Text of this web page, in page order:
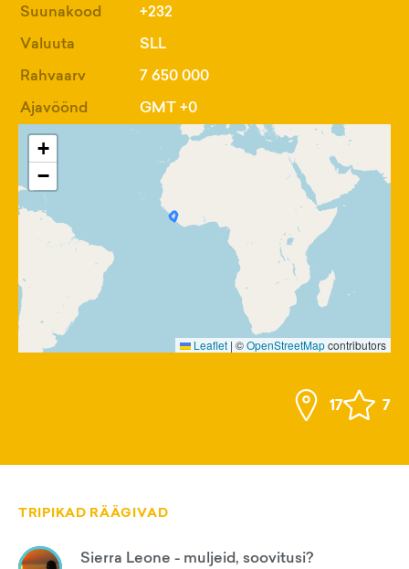
Suunakood
+232
Valuuta
SLL
Rahvaarv
7 650 000
Ajavöönd
GMT +0
+
−
Leaflet | ©OpenStreetMapcontributors
17 7
TRIPIKAD RÄÄGIVAD
Sierra Leone - muljeid, soovitusi?